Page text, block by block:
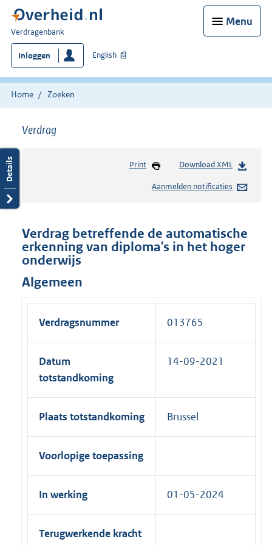
Menu
U
bent
hier:
Verdragenbank
Inloggen English
Home Zoeken
Verdrag
Print Download XML
Aanmelden notificaties
Verdrag betreffende de automatische
erkenning van diploma's in het hoger
onderwijs
Algemeen
Verdragsnummer 013765
Datum
totstandkoming
14-09-2021
Plaats totstandkoming Brussel
Voorlopige toepassing
In werking 01-05-2024
Terugwerkende kracht